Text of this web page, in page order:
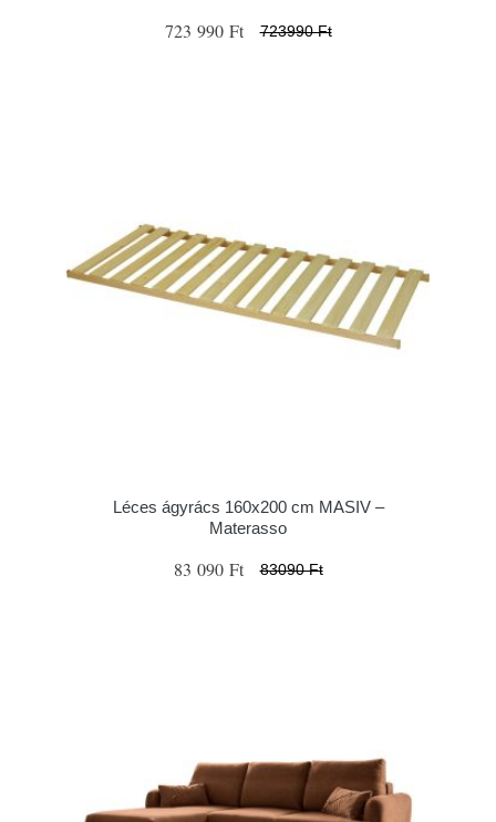
723 990 Ft 723990 Ft
Léces ágyrács 160x200 cm MASIV –
Materasso
83 090 Ft 83090 Ft